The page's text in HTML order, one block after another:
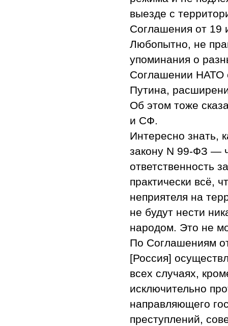
выезде с
Соглашения от 19
Любопытно, не
упоминания о
Соглашении НАТО
Путина,
Об этом тоже
и СФ.
Интересно знать,
закону N 99-ФЗ —
ответственность
практически всё,
неприятеля на
не будут нести
народом. Это не
По Соглашениям
[Россия]
всех случаях,
исключительно
направляющего
преступлений,